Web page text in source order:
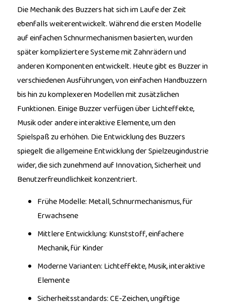
Die Mechanik des Buzzers hat sich im Laufe der Zeit
ebenfalls weiterentwickelt. Während die ersten Modelle
auf einfachen Schnurmechanismen basierten, wurden
später kompliziertere Systeme mit Zahnrädern und
anderen Komponenten entwickelt. Heute gibt es Buzzer in
verschiedenen Ausführungen, von einfachen Handbuzzern
bis hin zu komplexeren Modellen mit zusätzlichen
Funktionen. Einige Buzzer verfügen über Lichteffekte,
Musik oder andere interaktive Elemente, um den
Spielspaß zu erhöhen. Die Entwicklung des Buzzers
spiegelt die allgemeine Entwicklung der Spielzeugindustrie
wider, die sich zunehmend auf Innovation, Sicherheit und
Benutzerfreundlichkeit konzentriert.
Frühe Modelle: Metall, Schnurmechanismus, für
Erwachsene
Mittlere Entwicklung: Kunststoff, einfachere
Mechanik, für Kinder
Moderne Varianten: Lichteffekte, Musik, interaktive
Elemente
Sicherheitsstandards: CE-Zeichen, ungiftige